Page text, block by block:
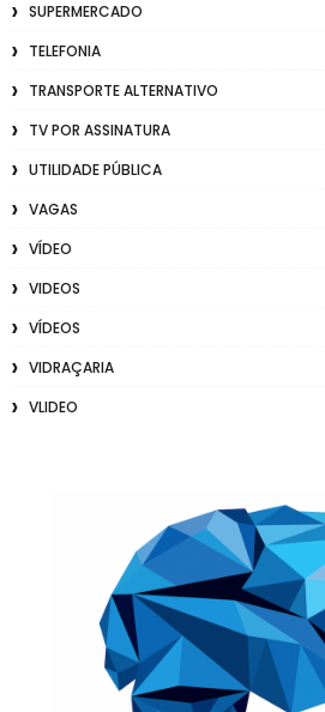
SUPERMERCADO
TELEFONIA
TRANSPORTE ALTERNATIVO
TV POR ASSINATURA
UTILIDADE PÚBLICA
VAGAS
VÍDEO
VIDEOS
VÍDEOS
VIDRAÇARIA
VLIDEO